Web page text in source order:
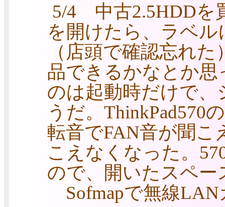
5/4 中古2.5HDDを
を開けたら、ラベ
（店頭で確認忘れ
品できるかなとか思
のは起動時だけで、
うだ。ThinkPad570
転音でFAN音が聞こ
こえなくなった。
ので、開いたスペ
Sofmapで無線LAN